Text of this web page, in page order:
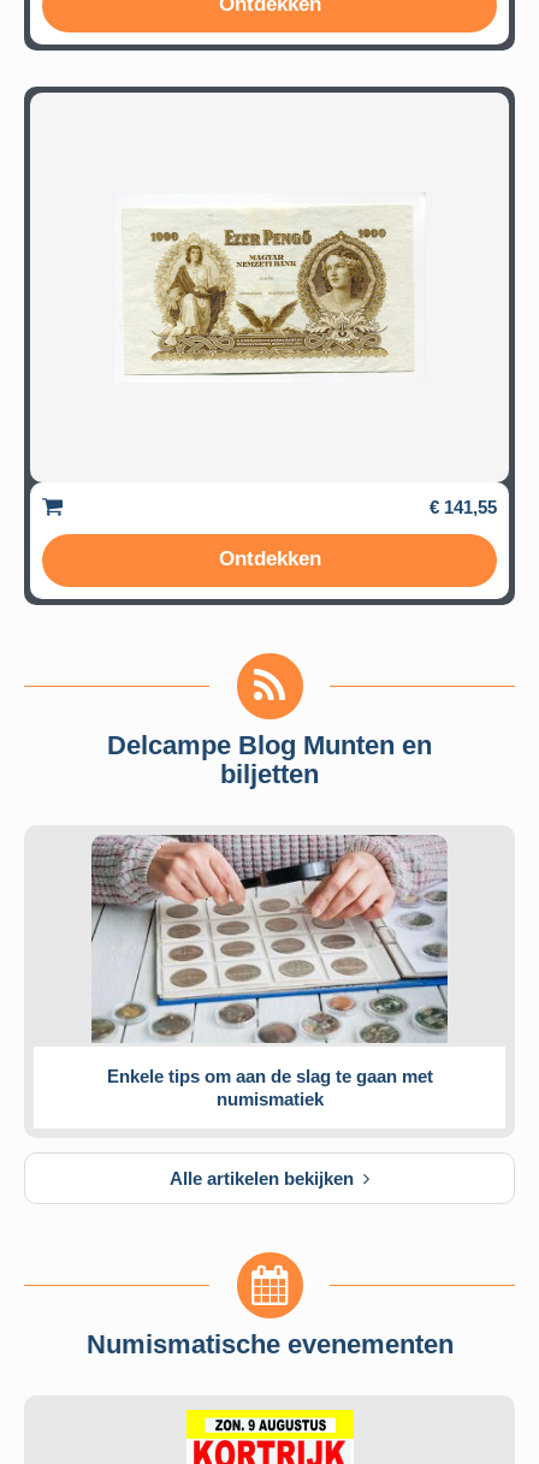
€ 141,55
Ontdekken
Delcampe Blog Munten en
biljetten
Enkele tips om aan de slag te gaan met
numismatiek
Alle artikelen bekijken
Numismatische evenementen